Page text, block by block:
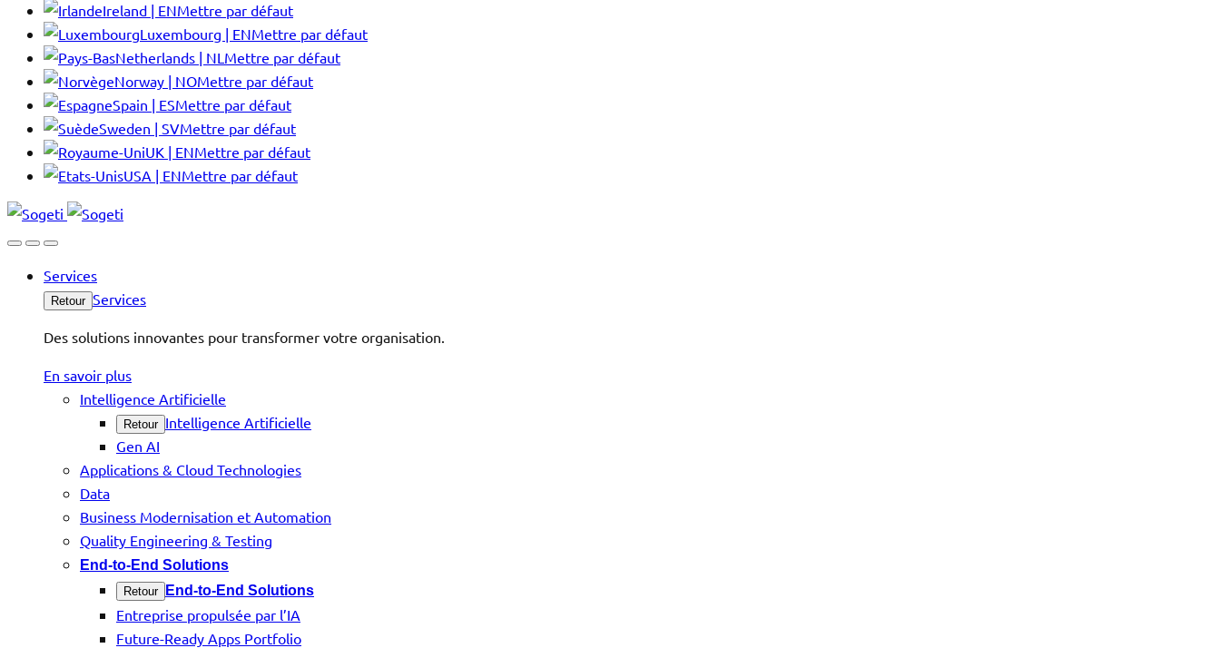
Ireland | ENMettre par défaut
Luxembourg | ENMettre par défaut
Netherlands | NL Mettre par défaut
Norway | NOMettre par défaut
Spain | ESMettre par défaut
Sweden | SVMettre par défaut
UK | ENMettre par défaut
USA | ENMettre par défaut
Services
Retour Services
Des solutions innovantes pour transformer votre organisation.
En savoir plus
Intelligence Artificielle
Retour Intelligence Artificielle
Gen AI
Applications & Cloud Technologies
Data
Business Modernisation et Automation
Quality Engineering & Testing
End-to-End Solutions
Retour End-to-End Solutions
Entreprise propulsée par l’IA
Future-Ready Apps Portfolio